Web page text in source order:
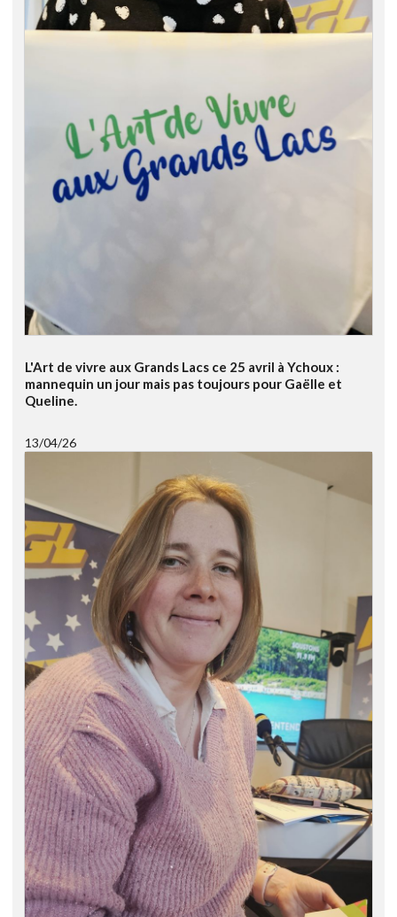
L'Art de vivre aux Grands Lacs ce 25 avril à Ychoux :
mannequin un jour mais pas toujours pour Gaëlle et
Queline.
13/04/26